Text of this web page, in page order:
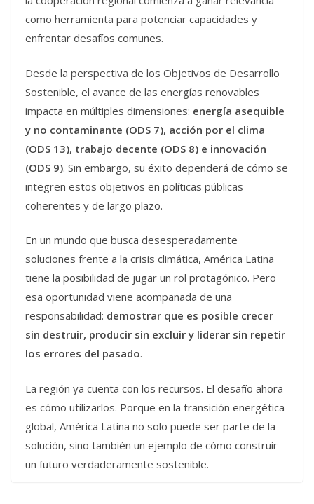
como herramienta para potenciar capacidades y
enfrentar desafíos comunes.
Desde la perspectiva de los Objetivos de Desarrollo
Sostenible, el avance de las energías renovables
impacta en múltiples dimensiones: energía asequible
y no contaminante (ODS 7), acción por el clima
(ODS 13), trabajo decente (ODS 8) e innovación
(ODS 9). Sin embargo, su éxito dependerá de cómo se
integren estos objetivos en políticas públicas
coherentes y de largo plazo.
En un mundo que busca desesperadamente
soluciones frente a la crisis climática, América Latina
tiene la posibilidad de jugar un rol protagónico. Pero
esa oportunidad viene acompañada de una
responsabilidad: demostrar que es posible crecer
sin destruir, producir sin excluir y liderar sin repetir
los errores del pasado.
La región ya cuenta con los recursos. El desafío ahora
es cómo utilizarlos. Porque en la transición energética
global, América Latina no solo puede ser parte de la
solución, sino también un ejemplo de cómo construir
un futuro verdaderamente sostenible.